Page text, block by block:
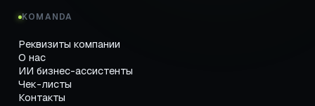
KOMANDA
Реквизиты компании
О нас
ИИ бизнес-ассистенты
Чек-листы
Контакты